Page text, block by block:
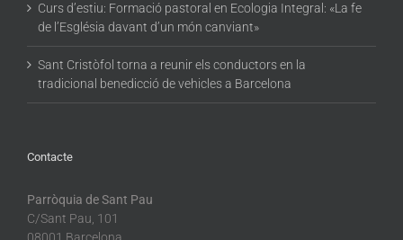
Curs d’estiu: Formació pastoral en Ecologia Integral: «La fe
de l’Església davant d’un món canviant»
Sant Cristòfol torna a reunir els conductors en la
tradicional benedicció de vehicles a Barcelona
Contacte
Parròquia de Sant Pau
C/Sant Pau, 101